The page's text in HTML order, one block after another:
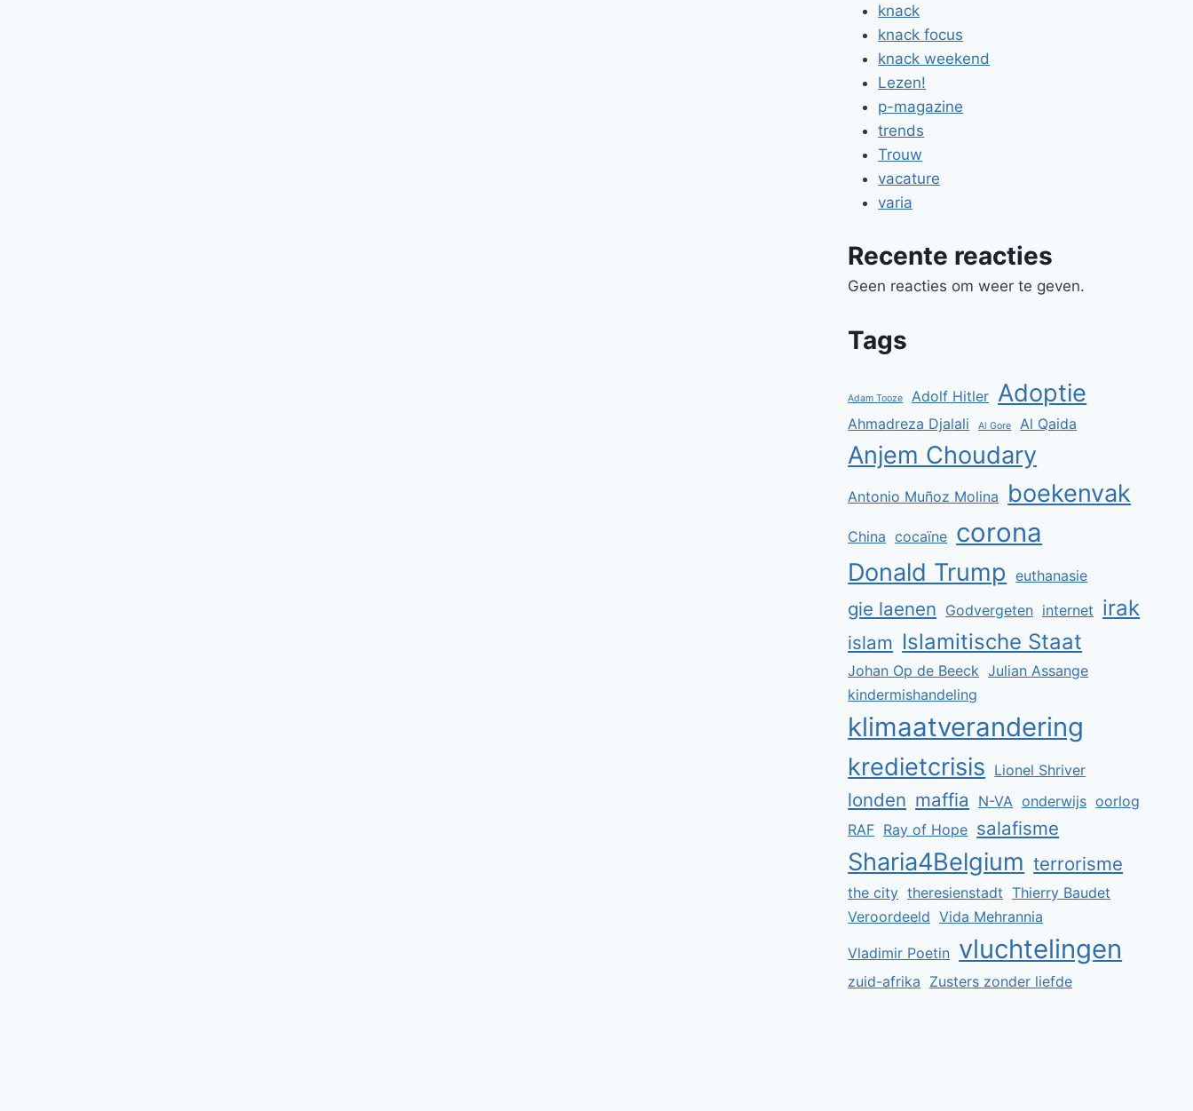
knack
knack focus
knack weekend
Lezen!
p-magazine
trends
Trouw
vacature
varia
Recente reacties
Geen reacties om weer te geven.
Tags
Adam Tooze Adolf Hitler Adoptie
Ahmadreza Djalali Al Gore Al Qaida
Anjem Choudary
Antonio Muñoz Molina boekenvak
China cocaïne corona
Donald Trump euthanasie
gie laenen Godvergeten internet irak
islam Islamitische Staat
Johan Op de Beeck Julian Assange
kindermishandeling
klimaatverandering
kredietcrisis Lionel Shriver
londen maffia N-VA onderwijs oorlog
RAF Ray of Hope salafisme
Sharia4Belgium terrorisme
the city theresienstadt Thierry Baudet
Veroordeeld Vida Mehrannia
Vladimir Poetin vluchtelingen
zuid-afrika Zusters zonder liefde